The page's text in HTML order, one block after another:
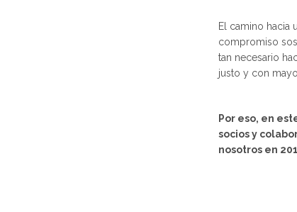
El camino hacia
compromiso
tan necesario
justo y con
Por eso, en
socios y
nosotros en